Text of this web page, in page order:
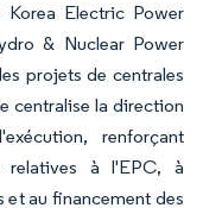
Korea Electric Power
& Nuclear Power
projets de centrales
centralise la direction
renforçant
relatives à l'EPC, à
au financement des